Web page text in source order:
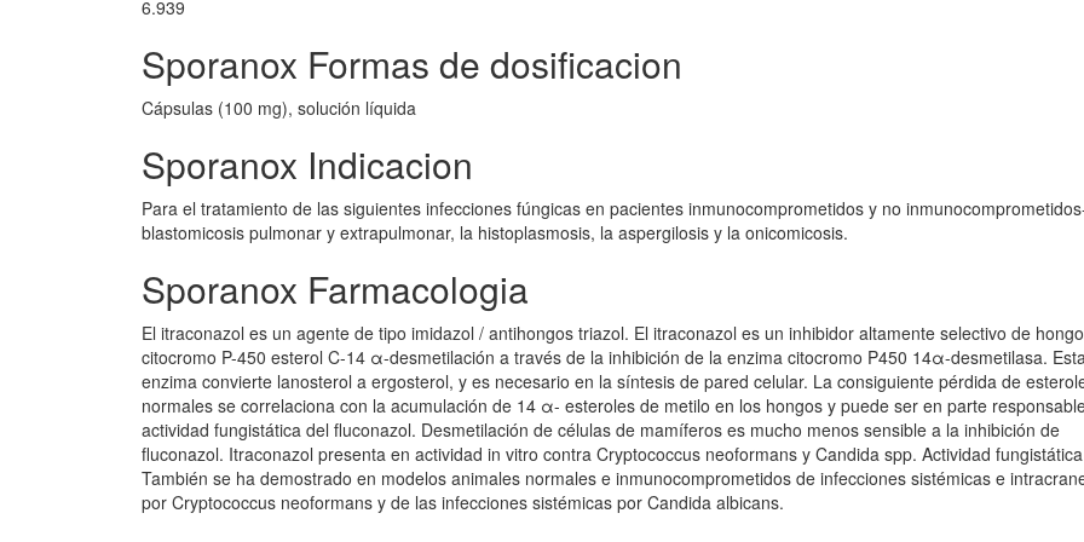
6.939
Sporanox Formas de dosificacion
Cápsulas (100 mg), solución líquida
Sporanox Indicacion
Para el tratamiento de las siguientes infecciones fúngicas en pacientes inmunocomprometidos y no
blastomicosis pulmonar y extrapulmonar, la histoplasmosis, la aspergilosis y la onicomicosis.
Sporanox Farmacologia
El itraconazol es un agente de tipo imidazol / antihongos triazol. El itraconazol es un inhibidor altamente selectivo de
citocromo P-450 esterol C-14 α-desmetilación a través de la inhibición de la enzima citocromo P450 14α-desmetilasa.
enzima convierte lanosterol a ergosterol, y es necesario en la síntesis de pared celular. La consiguiente pérdida de
normales se correlaciona con la acumulación de 14 α- esteroles de metilo en los hongos y puede ser en parte
actividad fungistática del fluconazol. Desmetilación de células de mamíferos es mucho menos sensible a la inhibición de
fluconazol. Itraconazol presenta en actividad in vitro contra Cryptococcus neoformans y Candida spp. Actividad fungistática
También se ha demostrado en modelos animales normales e inmunocomprometidos de infecciones sistémicas e
por Cryptococcus neoformans y de las infecciones sistémicas por Candida albicans.